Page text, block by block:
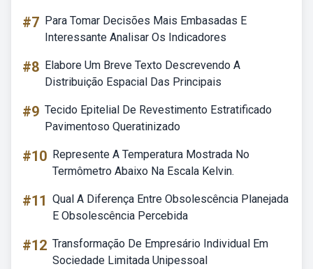
#7 Para Tomar Decisões Mais Embasadas E
Interessante Analisar Os Indicadores
#8 Elabore Um Breve Texto Descrevendo A
Distribuição Espacial Das Principais
#9 Tecido Epitelial De Revestimento Estratificado
Pavimentoso Queratinizado
#10 Represente A Temperatura Mostrada No
Termômetro Abaixo Na Escala Kelvin.
#11 Qual A Diferença Entre Obsolescência Planejada
E Obsolescência Percebida
#12 Transformação De Empresário Individual Em
Sociedade Limitada Unipessoal